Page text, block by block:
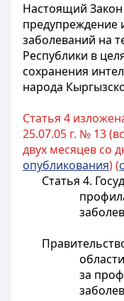
Настоящий
предупреждение
заболеваний на
Республики в
сохранения
народа
Статья 4
25.07.05 г. № 13
двух месяцев со
опубликования) (
Статья 4.
за